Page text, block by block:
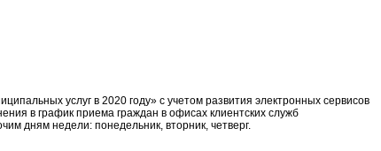
услуг в 2020 году» с учетом развития электронных сервисов
в график приема граждан в офисах клиентских служб
дням недели: понедельник, вторник, четверг.